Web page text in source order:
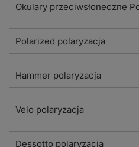
Okulary przeciwsłoneczne
Polarized polaryzacja
Hammer polaryzacja
Velo polaryzacja
Dessotto polaryzacja